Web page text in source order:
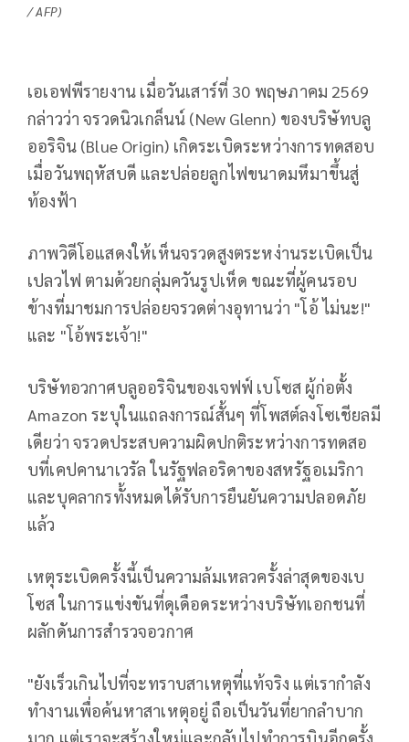
/ AFP)
เอเอฟพีรายงาน เมื่อวันเสาร์ที่ 30 พฤษภาคม 2569
กล่าวว่า จรวดนิวเกล็นน์ (New Glenn) ของบริษัทบลู
ออริจิน (Blue Origin) เกิดระเบิดระหว่างการทดสอบ
เมื่อวันพฤหัสบดี และปล่อยลูกไฟขนาดมหึมาขึ้นสู่
ท้องฟ้า
ภาพวิดีโอแสดงให้เห็นจรวดสูงตระหง่านระเบิดเป็น
เปลวไฟ ตามด้วยกลุ่มควันรูปเห็ด ขณะที่ผู้คนรอบ
ข้างที่มาชมการปล่อยจรวดต่างอุทานว่า "โอ้ ไม่นะ!"
และ "โอ้พระเจ้า!"
บริษัทอวกาศบลูออริจินของเจฟฟ์ เบโซส ผู้ก่อตั้ง
Amazon ระบุในแถลงการณ์สั้นๆ ที่โพสต์ลงโซเชียลมี
เดียว่า จรวดประสบความผิดปกติระหว่างการทดสอ
บที่เคปคานาเวรัล ในรัฐฟลอริดาของสหรัฐอเมริกา
และบุคลากรทั้งหมดได้รับการยืนยันความปลอดภัย
แล้ว
เหตุระเบิดครั้งนี้เป็นความล้มเหลวครั้งล่าสุดของเบ
โซส ในการแข่งขันที่ดุเดือดระหว่างบริษัทเอกชนที่
ผลักดันการสำรวจอวกาศ
"ยังเร็วเกินไปที่จะทราบสาเหตุที่แท้จริง แต่เรากำลัง
ทำงานเพื่อค้นหาสาเหตุอยู่ ถือเป็นวันที่ยากลำบาก